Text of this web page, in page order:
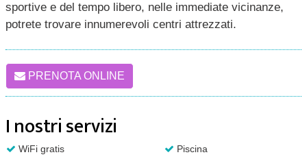
sportive e del tempo libero, nelle immediate vicinanze,
potrete trovare innumerevoli centri attrezzati.
PRENOTA ONLINE
I nostri servizi
WiFi gratis
Piscina